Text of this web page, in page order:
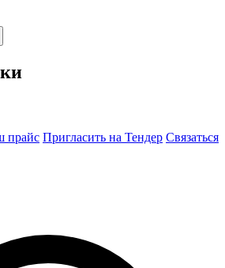
прайс Пригласить на Тендер Связаться